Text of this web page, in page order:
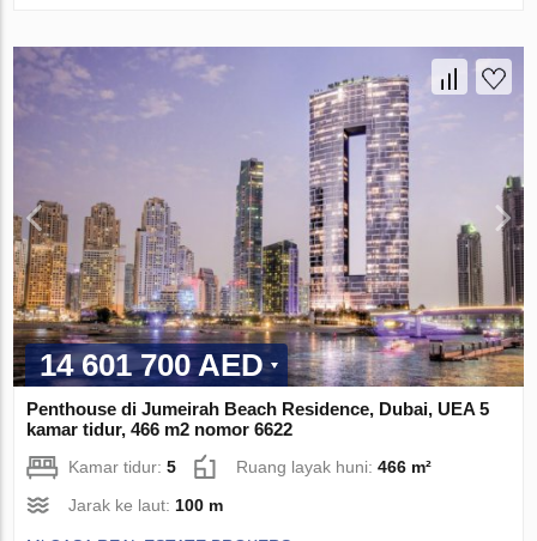
14 601 700 AED
Penthouse di Jumeirah Beach Residence, Dubai, UEA 5
kamar tidur, 466 m2 nomor 6622
Kamar tidur:5 Ruang layak huni:466 m²
Jarak ke laut: 100 m